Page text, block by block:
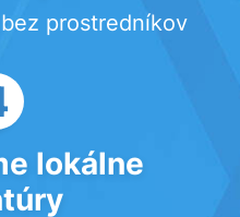
prostredníkov
lokálne